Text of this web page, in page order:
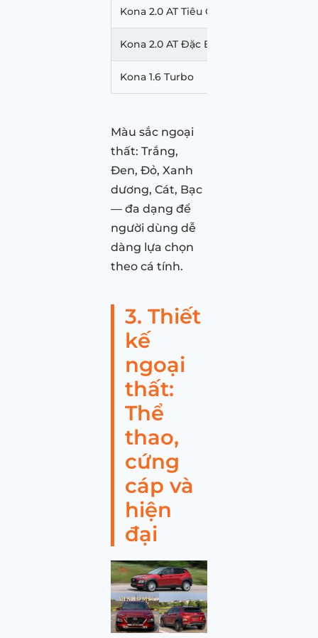
Kona 2.0 AT Tiêu Chuẩn
Kona 2.0 AT Đặc Biệt
Kona 1.6 Turbo
Màu sắc ngoại
thất: Trắng,
Đen, Đỏ, Xanh
dương, Cát, Bạc
— đa dạng để
người dùng dễ
dàng lựa chọn
theo cá tính.
3. Thiết
kế
ngoại
thất:
Thể
thao,
cứng
cáp và
hiện
đại